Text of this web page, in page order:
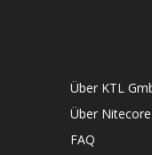
Über KTL
Über Nitecore
FAQ